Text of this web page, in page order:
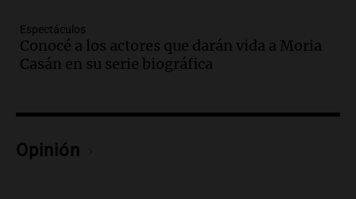
Episodios
Audio.Cierre del Paso Internacional
Cristo Redentor por acumulación de
Panorama Federal
Audio.
Espectáculos
Conocé a los actores que darán vida a Moria
Casán en su serie biográfica
Opinión